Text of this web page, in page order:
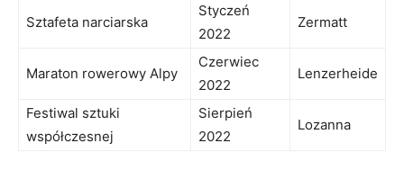
Sztafeta narciarska
Styczeń
2022
Zermatt
Maraton rowerowy ‍Alpy
Czerwiec
2022
Lenzerheide
Festiwal ‍sztuki
współczesnej
Sierpień
2022
Lozanna